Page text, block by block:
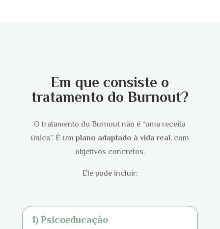
Em que consiste o
tratamento do Burnout?
O tratamento do Burnout não é “uma receita
única”. É umplano adaptado à vida real, com
objetivos concretos.
Ele pode incluir:
1) Psicoeducação